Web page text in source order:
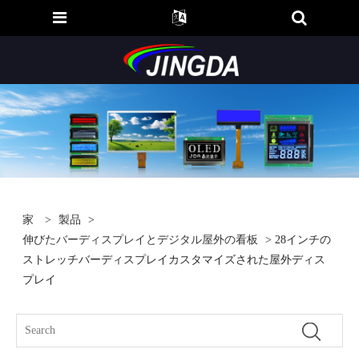
家 > 製品
>
伸びたバーディスプレイとデジタル屋外の看板
> 28インチの
ストレッチバーディスプレイカスタマイズされた屋外ディス
プレイ